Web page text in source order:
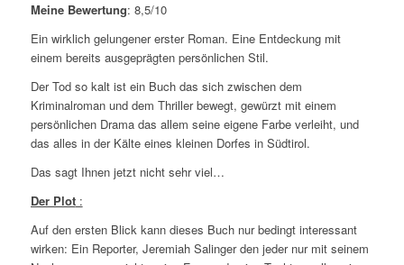
Meine Bewertung: 8,5/10
Ein wirklich gelungener erster Roman. Eine Entdeckung mit
einem bereits ausgeprägten persönlichen Stil.
Der Tod so kalt ist ein Buch das sich zwischen dem
Kriminalroman und dem Thriller bewegt, gewürzt mit einem
persönlichen Drama das allem seine eigene Farbe verleiht, und
das alles in der Kälte eines kleinen Dorfes in Südtirol.
Das sagt Ihnen jetzt nicht sehr viel…
Der Plot:
Auf den ersten Blick kann dieses Buch nur bedingt interessant
wirken: Ein Reporter, Jeremiah Salinger den jeder nur mit seinem